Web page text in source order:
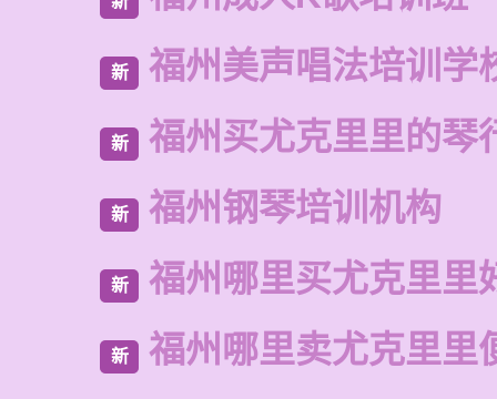
新 福州美声唱法培训学
新 福州买尤克里里的琴
新 福州钢琴培训机构
新 福州哪里买尤克里里
新 福州哪里卖尤克里里